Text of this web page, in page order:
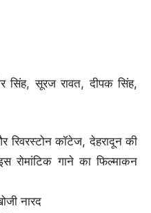
सिंह, सूरज रावत, दीपक सिंह,
रिवरस्टोन कॉटेज, देहरादून की
गाने का फिल्माकन
नारद